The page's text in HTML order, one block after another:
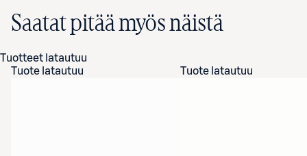
Saatat pitää myös näistä
Tuotteet latautuu
Tuote latautuu
Tuote latautuu